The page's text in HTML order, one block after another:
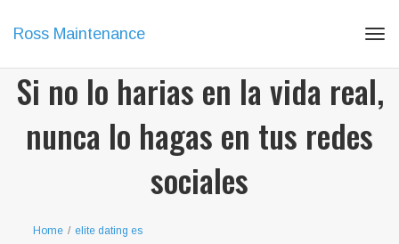
Ross Maintenance
Si no lo harias en la vida real,
nunca lo hagas en tus redes
sociales
Home / elite dating es